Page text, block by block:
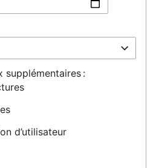
supplémentaires :
d’utilisateur